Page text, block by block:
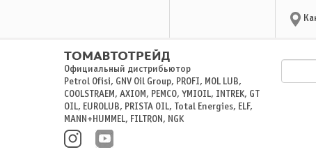
Официальный дистрибьютор
Petrol Ofisi, GNV Oil Group, PROFI, MOL LUB,
COOLSTRAEM, AXIOM, PEMCO, YMIOIL, INTREK, GT
OIL, EUROLUB, PRISTA OIL, Total Energies, ELF,
MANN+HUMMEL, FILTRON, NGK